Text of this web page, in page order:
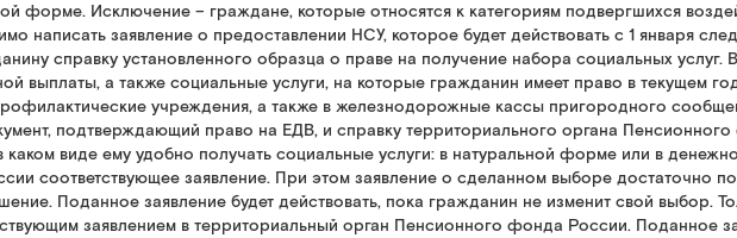
форме. Исключение – граждане, которые относятся к категориям подвергшихся
написать заявление о предоставлении НСУ, которое будет действовать с 1 января
справку установленного образца о праве на получение набора социальных услуг.
выплаты, а также социальные услуги, на которые гражданин имеет право в текущем
учреждения, а также в железнодорожные кассы пригородного
подтверждающий право на ЕДВ, и справку территориального органа
виде ему удобно получать социальные услуги: в натуральной форме или в
соответствующее заявление. При этом заявление о сделанном выборе достаточно
Поданное заявление будет действовать, пока гражданин не изменит свой выбор.
заявлением в территориальный орган Пенсионного фонда России. Поданное